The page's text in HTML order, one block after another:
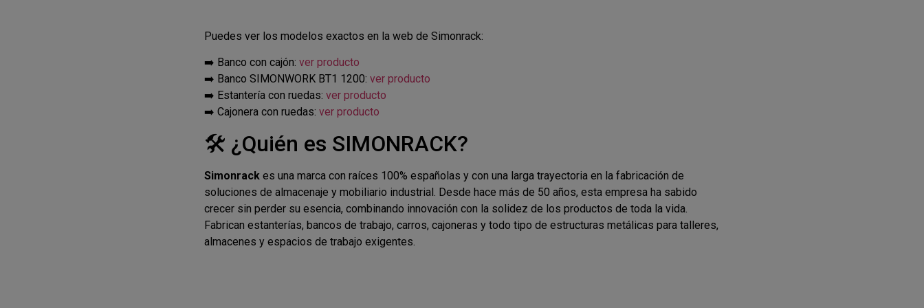
Puedes ver los modelos exactos en la web de Simonrack:
➡️ Banco con cajón: ver producto
➡️ Banco SIMONWORK BT1 1200: ver producto
➡️ Estantería con ruedas: ver producto
➡️ Cajonera con ruedas: ver producto
🛠️ ¿Quién es SIMONRACK?
Simonrack es una marca con raíces 100% españolas y con una larga trayectoria en la fabricación de
soluciones de almacenaje y mobiliario industrial. Desde hace más de 50 años, esta empresa ha sabido
crecer sin perder su esencia, combinando innovación con la solidez de los productos de toda la vida.
Fabrican estanterías, bancos de trabajo, carros, cajoneras y todo tipo de estructuras metálicas para talleres,
almacenes y espacios de trabajo exigentes.